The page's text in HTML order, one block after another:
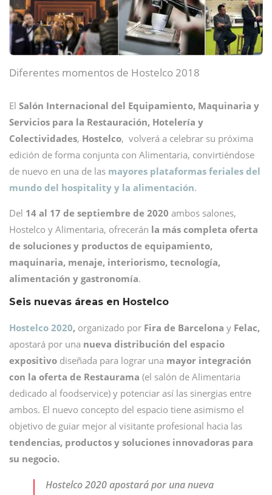
Diferentes momentos de Hostelco 2018
El Salón Internacional del Equipamiento, Maquinaria y
Servicios para la Restauración, Hotelería y
Colectividades, Hostelco, volverá a celebrar su próxima
edición de forma conjunta con Alimentaria, convirtiéndose
de nuevo en una de las mayores plataformas feriales del
mundo del hospitality y la alimentación.
Del 14 al 17 de septiembre de 2020 ambos salones,
Hostelco y Alimentaria, ofrecerán la más completa oferta
de soluciones y productos de equipamiento,
maquinaria, menaje, interiorismo, tecnología,
alimentación y gastronomía.
Seis nuevas áreas en Hostelco
Hostelco 2020, organizado por Fira de Barcelona y Felac,
apostará por una nueva distribución del espacio
expositivo diseñada para lograr una mayor integración
con la oferta de Restaurama (el salón de Alimentaria
dedicado al foodservice) y potenciar así las sinergias entre
ambos. El nuevo concepto del espacio tiene asimismo el
objetivo de guiar mejor al visitante profesional hacia las
tendencias, productos y soluciones innovadoras para
su negocio.
Hostelco 2020 apostará por una nueva